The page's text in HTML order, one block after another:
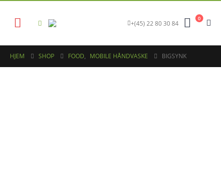
+(45) 22 80 30 84
0
HJEM SHOP FOOD, MOBILE HÅNDVASKE BIGSYNK